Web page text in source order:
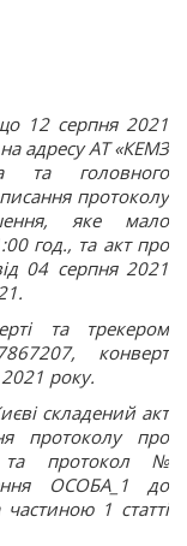
12 серпня 2021
адресу АТ «КЕМЗ
та головного
протоколу
яке мало
год., та акт про
04 серпня 2021
та трекером
конверт
року.
складений акт
протоколу про
та протокол №
ОСОБА_1 до
частиною 1 статті